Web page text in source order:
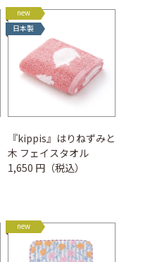
new
日本製
『kippis』はりねずみと
木 フェイスタオル
1,650 円（税込）
new